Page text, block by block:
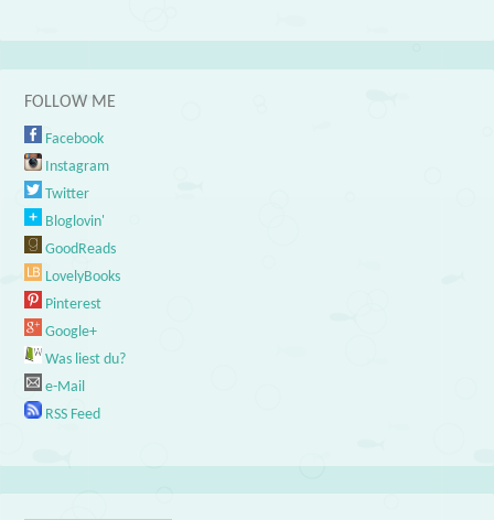
FOLLOW ME
Facebook
Instagram
Twitter
Bloglovin'
GoodReads
LovelyBooks
Pinterest
Google+
Was liest du?
e-Mail
RSS Feed